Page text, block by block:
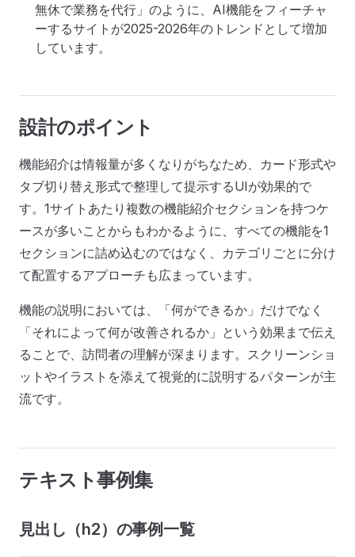
無休で業務を代行」のように、AI機能をフィーチャ
ーするサイトが2025-2026年のトレンドとして増加
しています。
設計のポイント
機能紹介は情報量が多くなりがちなため、カード形式や
タブ切り替え形式で整理して提示するUIが効果的で
す。1サイトあたり複数の機能紹介セクションを持つケ
ースが多いことからもわかるように、すべての機能を1
セクションに詰め込むのではなく、カテゴリごとに分け
て配置するアプローチも広まっています。
機能の説明においては、「何ができるか」だけでなく
「それによって何が改善されるか」という効果まで伝え
ることで、訪問者の理解が深まります。スクリーンショ
ットやイラストを添えて視覚的に説明するパターンが主
流です。
テキスト事例集
見出し（h2）の事例一覧